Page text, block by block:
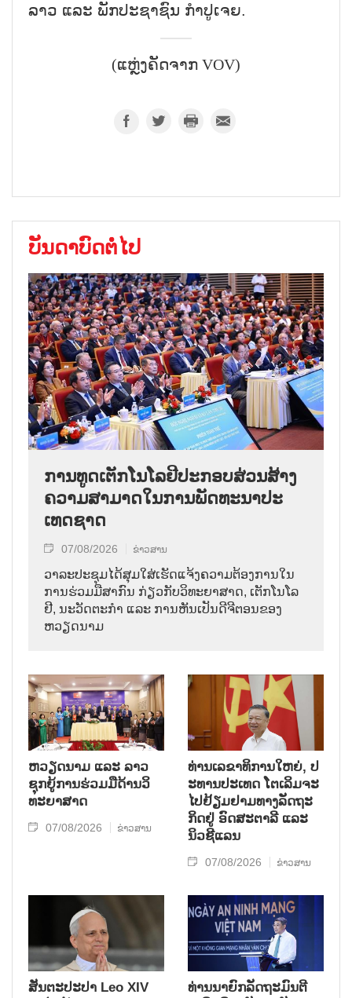
ລາວ ແລະ ພັກປະຊາຊົນ ກຳປູເຈຍ.
(ແຫຼ່ງຄັດຈາກ VOV)
ບັນດາບົດຕໍ່ໄປ
ການ​ທູດ​ເຕັກ​ໂນ​ໂລ​ຢີ​ປະ​ກອບ​ສ່ວນ​ສ້າງ​
ຄວາມ​ສາ​ມາດ​ໃນ​ການ​ພັດ​ທະ​ນາ​ປະ​
ເທດ​ຊາດ
07/08/2026 ຂ່າວສານ
ວາ​ລະ​ປະ​ຊຸມ​ໄດ້​ສຸມ​ໃສ່​ເຮັດ​ແຈ້ງ​ຄວາມ​ຕ້ອງ​ການ​ໃນ​
ການ​ຮ່ວມ​ມື​ສາ​ກົນ ກ່ຽວ​ກັບ​ວິ​ທະ​ຍາ​ສາດ, ເຕັກ​ໂນ​ໂລ​
ຢີ, ນະ​ວັດ​ຕະ​ກຳ ແລະ ການ​ຫັນ​ເປັນ​ດີ​ຈີ​ຕອນ​ຂອງ
ຫວຽດ​ນາມ
ຫວຽດ​ນາມ ແລະ ລາວ​
ຊຸກ​ຍູ້​ການ​ຮ່ວມ​ມື​ດ້ານວ​ິ​
ທະ​ຍາ​ສາດ
07/08/2026 ຂ່າວສານ
ທ່ານ​ເລ​ຂາ​ທິ​ການ​ໃຫຍ່, ປ​
ະ​ທານ​ປະ​ເທດ ໂຕ​ເລິມ​ຈະ​
ໄປ​ຢ້ຽມ​ຢາມ​ທາງ​ລັດ​ຖະ​
ກິດ​ຢູ່ ອົດ​ສະ​ຕາ​ລີ ແລະ
ນິວ​ຊີ​ແລນ
07/08/2026 ຂ່າວສານ
ສັນຕະປະປາ Leo XIV
ທ່ານນາຍົກລັດຖະມົນຕີ